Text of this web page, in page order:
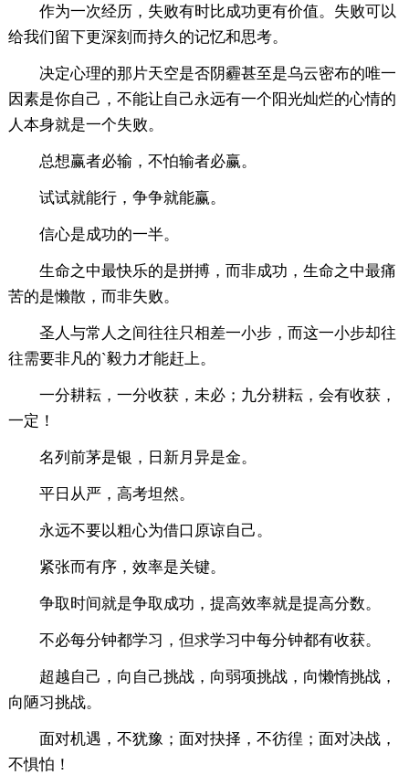
作为一次经历，失败有时比成功更有价值。失败可以
给我们留下更深刻而持久的记忆和思考。
决定心理的那片天空是否阴霾甚至是乌云密布的唯一
因素是你自己，不能让自己永远有一个阳光灿烂的心情的
人本身就是一个失败。
总想赢者必输，不怕输者必赢。
试试就能行，争争就能赢。
信心是成功的一半。
生命之中最快乐的是拼搏，而非成功，生命之中最痛
苦的是懒散，而非失败。
圣人与常人之间往往只相差一小步，而这一小步却往
往需要非凡的`毅力才能赶上。
一分耕耘，一分收获，未必；九分耕耘，会有收获，
一定！
名列前茅是银，日新月异是金。
平日从严，高考坦然。
永远不要以粗心为借口原谅自己。
紧张而有序，效率是关键。
争取时间就是争取成功，提高效率就是提高分数。
不必每分钟都学习，但求学习中每分钟都有收获。
超越自己，向自己挑战，向弱项挑战，向懒惰挑战，
向陋习挑战。
面对机遇，不犹豫；面对抉择，不彷徨；面对决战，
不惧怕！